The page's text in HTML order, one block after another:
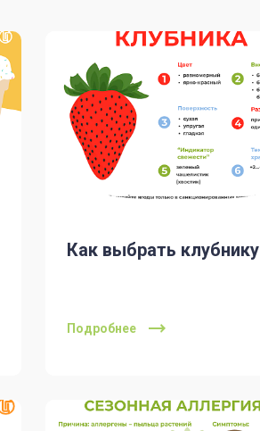
Как выбрать клубнику
Подробнее